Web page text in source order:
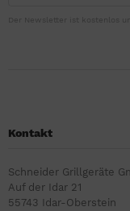
Der Newsletter ist kostenlos
Kontakt
Schneider Grillgeräte
Auf der Idar 21
55743 Idar-Oberstein